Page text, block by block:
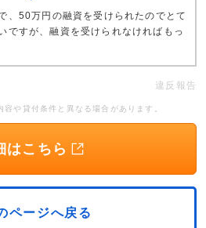
、50万円の融資を受けられたのでとて
ですが、融資を受けられなければもっ
違反報告
や貸付条件と異なる場合があります。
はこちら
ページへ戻る